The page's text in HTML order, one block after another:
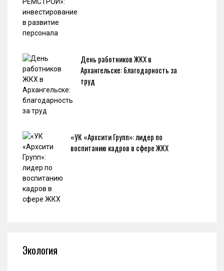
День работников ЖКХ в
Архангельске: благодарность за
труд
«УК «Архсити Групп»: лидер по
воспитанию кадров в сфере ЖКХ
Экология